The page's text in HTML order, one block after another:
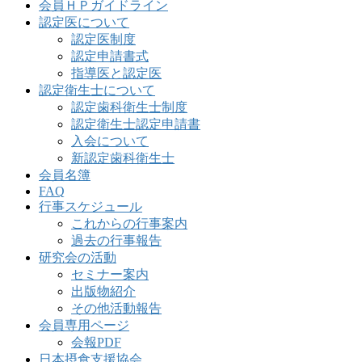
会員ＨＰガイドライン
認定医について
認定医制度
認定申請書式
指導医と認定医
認定衛生士について
認定歯科衛生士制度
認定衛生士認定申請書
入会について
新認定歯科衛生士
会員名簿
FAQ
行事スケジュール
これからの行事案内
過去の行事報告
研究会の活動
セミナー案内
出版物紹介
その他活動報告
会員専用ページ
会報PDF
日本摂食支援協会